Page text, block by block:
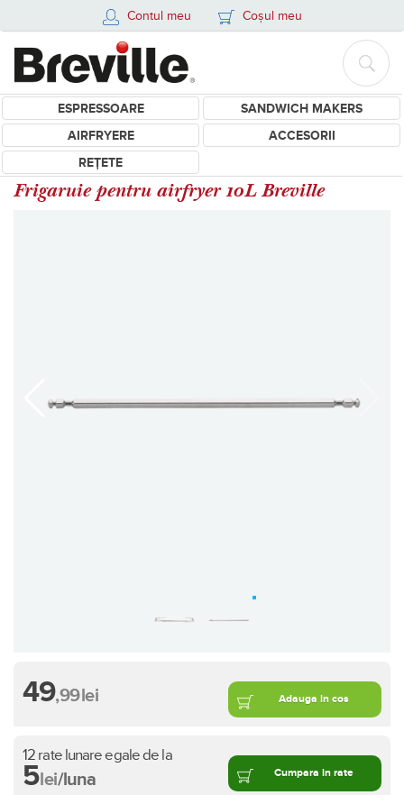
Contul meu Coșul meu
ESPRESSOARE
SANDWICH MAKERS
AIRFRYERE
ACCESORII
REȚETE
Frigaruie pentru airfryer 10L Breville
49,99lei Adauga in cos
12 rate lunare egale de la
5lei/luna Cumpara in rate